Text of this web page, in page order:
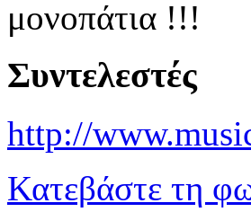
μονοπάτια !!!
Συντελεστές
http://
Κατεβάστε τη